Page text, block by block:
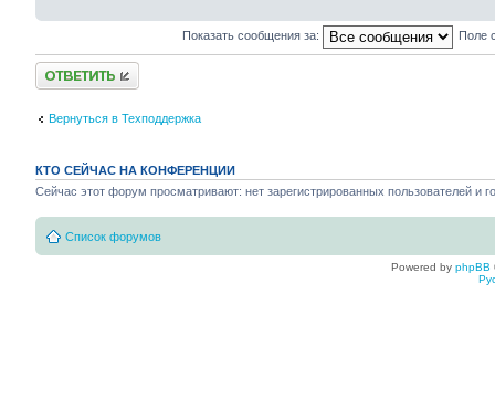
Показать сообщения за: Поле
Ответить
Вернуться в Техподдержка
КТО СЕЙЧАС НА КОНФЕРЕНЦИИ
Сейчас этот форум просматривают: нет зарегистрированных пользователей и
Список форумов
Powered by phpBB